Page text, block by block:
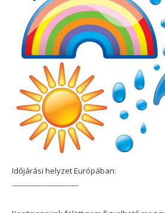
Időjárási helyzet Európában:
----------------------------